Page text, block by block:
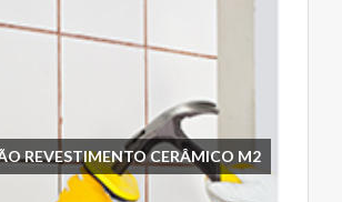
REVESTIMENTO CERÂMICO M2